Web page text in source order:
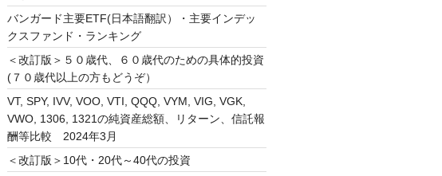
バンガード主要ETF(日本語翻訳）・主要インデッ
クスファンド・ランキング
＜改訂版＞５０歳代、６０歳代のための具体的投資
(７０歳代以上の方もどうぞ）
VT, SPY, IVV, VOO, VTI, QQQ, VYM, VIG, VGK,
VWO, 1306, 1321の純資産総額、リターン、信託報
酬等比較 2024年3月
＜改訂版＞10代・20代～40代の投資